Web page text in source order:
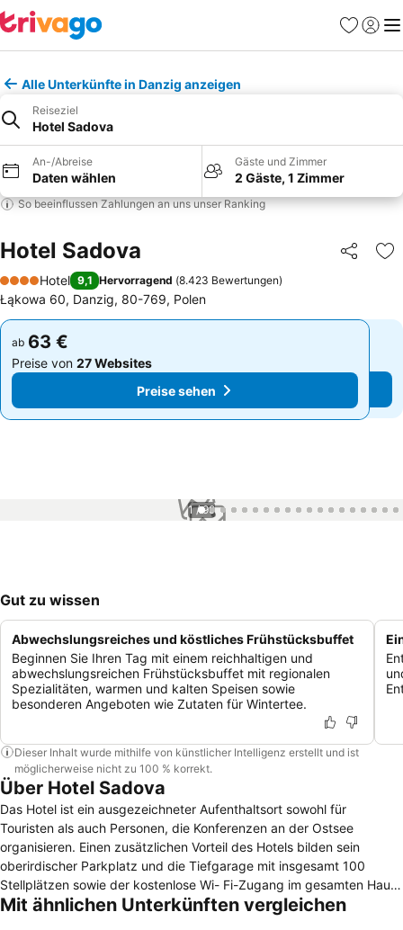
Favoriten
Alle Unterkünfte in Danzig anzeigen
Reiseziel
Hotel Sadova
An-/Abreise
Daten wählen
Gäste und Zimmer
2 Gäste, 1 Zimmer
So beeinflussen Zahlungen an uns unser Ranking
Hotel Sadova Teilen
4 Sterne
Hotel 9,1 Hervorragend (8.423 Bewertungen)
Łąkowa 60, Danzig, 80-769, Polen
ab 63 €
Preise von 27 Websites
Preise sehen
ab 63 €
Preise von 27 Websites
Preise sehen
1 / 99
Gut zu wissen
Abwechslungsreiches und köstliches Frühstücksbuffet
Beginnen Sie Ihren Tag mit einem reichhaltigen und
abwechslungsreichen Frühstücksbuffet mit regionalen
Spezialitäten, warmen und kalten Speisen sowie
besonderen Angeboten wie Zutaten für Wintertee.
Dieser Inhalt wurde mithilfe von künstlicher Intelligenz erstellt und ist
möglicherweise nicht zu 100 % korrekt.
Über Hotel Sadova
Das Hotel ist ein ausgezeichneter Aufenthaltsort sowohl für
Touristen als auch Personen, die Konferenzen an der Ostsee
organisieren. Einen zusätzlichen Vorteil des Hotels bilden sein
oberirdischer Parkplatz und die Tiefgarage mit insgesamt 100
Stellplätzen sowie der kostenlose Wi- Fi-Zugang im gesamten Haus.
Unser Hotel ist ein modernes Gebäude in hohem Standard. Die
Mit ähnlichen Unterkünften vergleichen